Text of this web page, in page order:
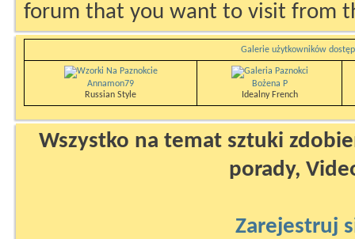
forum that you want to visit from
Galerie użytkowników
Annamon79
Russian Style
Bożena P
Idealny French
Wszystko na temat sztuki
porady,
Zarejestruj